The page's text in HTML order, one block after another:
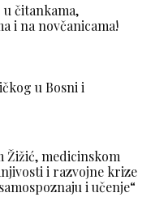
čitankama,
i na novčanicama!
u Bosni i
Žižić, medicinskom
i razvojne krize
i učenje“